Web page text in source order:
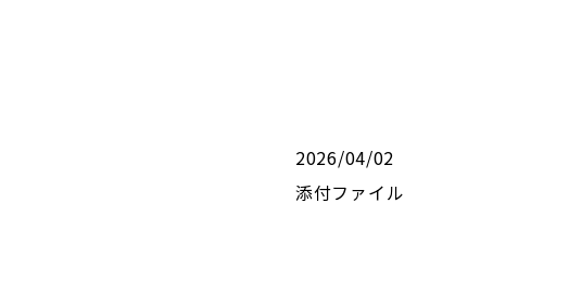
2026/04/02
添付ファイル